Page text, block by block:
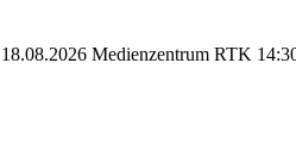
18.08.2026 Medienzentrum RTK